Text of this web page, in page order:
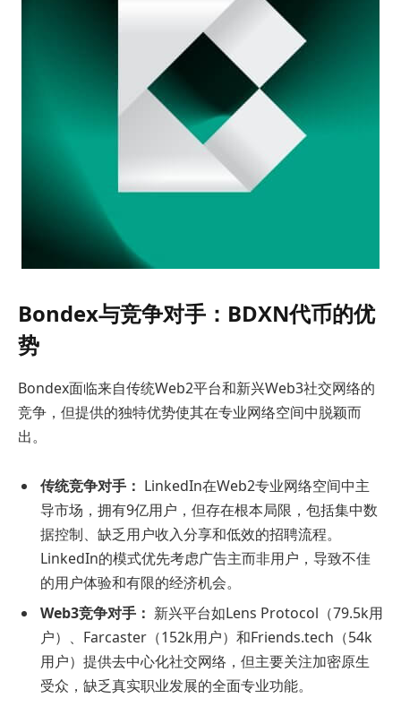
Bondex与竞争对手：BDXN代币的优
势
Bondex面临来自传统Web2平台和新兴Web3社交网络的
竞争，但提供的独特优势使其在专业网络空间中脱颖而
出。
传统竞争对手： LinkedIn在Web2专业网络空间中主
导市场，拥有9亿用户，但存在根本局限，包括集中数
据控制、缺乏用户收入分享和低效的招聘流程。
LinkedIn的模式优先考虑广告主而非用户，导致不佳
的用户体验和有限的经济机会。
Web3竞争对手： 新兴平台如Lens Protocol（79.5k用
户）、Farcaster（152k用户）和Friends.tech（54k
用户）提供去中心化社交网络，但主要关注加密原生
受众，缺乏真实职业发展的全面专业功能。